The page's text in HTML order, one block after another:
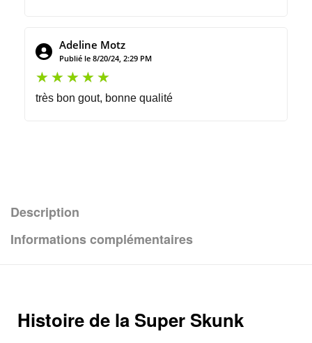
Adeline Motz
Publié le 8/20/24, 2:29 PM
très bon gout, bonne qualité
Description
Informations complémentaires
Histoire de la Super Skunk